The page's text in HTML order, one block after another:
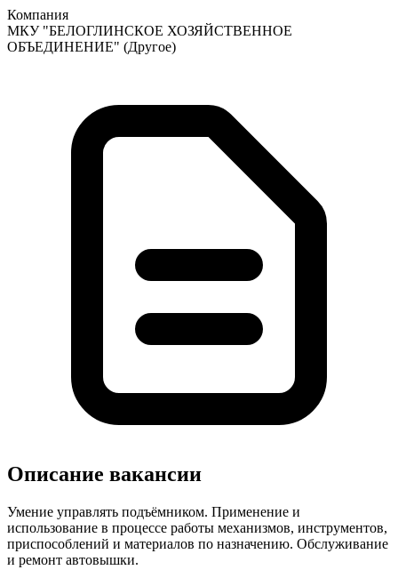
Компания
МКУ "БЕЛОГЛИНСКОЕ ХОЗЯЙСТВЕННОЕ
ОБЪЕДИНЕНИЕ" (Другое)
Описание вакансии
Умение управлять подъёмником. Применение и
использование в процессе работы механизмов, инструментов,
приспособлений и материалов по назначению. Обслуживание
и ремонт автовышки.